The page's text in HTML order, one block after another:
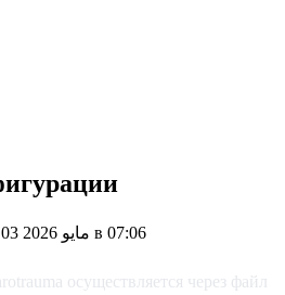
Последнее изменение: 03 مايو 2026 в 07:06
осуществляется через файл